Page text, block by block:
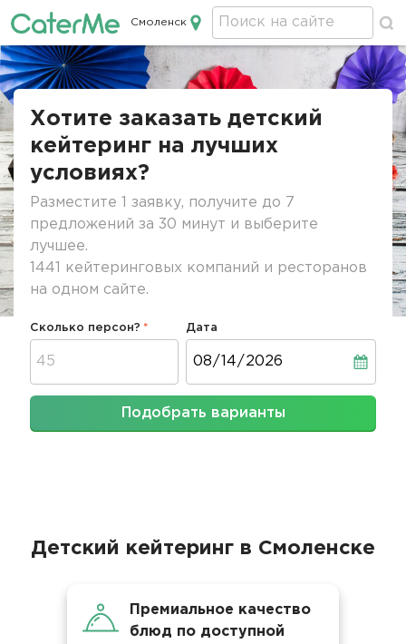
Кейтеринг в Смоленске
Смоленск
Строка
Хотите заказать детский
кейтеринг на лучших
условиях?
Разместите 1 заявку, получите до 7
предложений за 30 минут и выберите
лучшее.
1441 кейтеринговых компаний и ресторанов
на одном сайте.
Сколько персон? Дата
Подобрать варианты
Детский кейтеринг в Смоленске
Премиальное качество
блюд по доступной